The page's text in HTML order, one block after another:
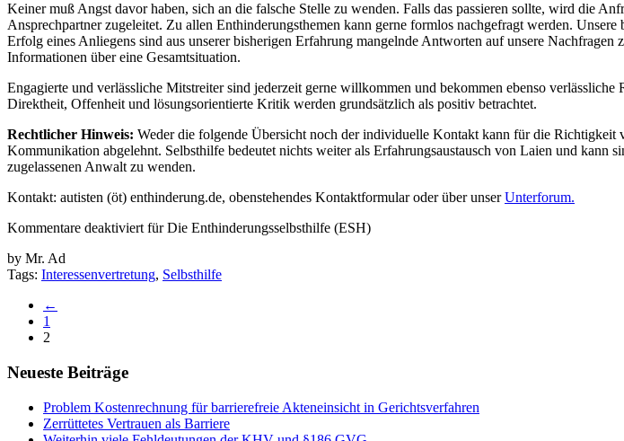
Keiner muß Angst davor haben, sich an die falsche Stelle zu wenden. Falls das passieren sollte, wird die
Ansprechpartner zugeleitet. Zu allen Enthinderungsthemen kann gerne formlos nachgefragt werden.
Erfolg eines Anliegens sind aus unserer bisherigen Erfahrung mangelnde Antworten auf unsere
Informationen über eine Gesamtsituation.
Engagierte und verlässliche Mitstreiter sind jederzeit gerne willkommen und bekommen ebenso
Direktheit, Offenheit und lösungsorientierte Kritik werden grundsätzlich als positiv betrachtet.
Rechtlicher Hinweis: Weder die folgende Übersicht noch der individuelle Kontakt kann für die
Kommunikation abgelehnt. Selbsthilfe bedeutet nichts weiter als Erfahrungsaustausch von Laien und
zugelassenen Anwalt zu wenden.
Kontakt: autisten (öt) enthinderung.de, obenstehendes Kontaktformular oder über unserUnterforum.
Kommentare deaktiviert für Die Enthinderungsselbsthilfe (ESH)
by Mr. Ad
Tags: Interessenvertretung, Selbsthilfe
←
1
2
Neueste Beiträge
Problem Kostenrechnung für barrierefreie Akteneinsicht in Gerichtsverfahren
Zerrüttetes Vertrauen als Barriere